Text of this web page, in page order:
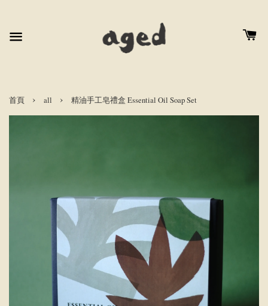
首頁 › all › 精油手工皂禮盒 Essential Oil Soap Set